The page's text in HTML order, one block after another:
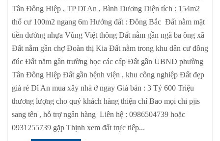
Tân Đông Hiệp , TP Dĩ An , Bình Dương Diện tích : 154m2
thổ cư 100m2 ngang 6m Hướng đất : Đông Bắc Đất nằm mặt
tiền đường nhựa Vũng Việt thông Đất nằm gần ngã ba ông xã
Đất nằm gần chợ Đoàn thị Kia Đất nằm trong khu dân cư đông
đúc Đất nằm gần trường học các cấp Đất gần UBND phường
Tân Đông Hiệp Đất gần bệnh viện , khu công nghiệp Đất đẹp
giá rẻ Dĩ An mua xây nhà ở ngay Giá bán : 3 Tỷ 600 Triệu
thương lượng cho quý khách hàng thiện chí Bao mọi chi pjis
sang tên , hỗ trợ ngân hàng Liên hệ : 0986504739 hoặc
0931255739 gặp Thịnh xem đất trực tiếp...